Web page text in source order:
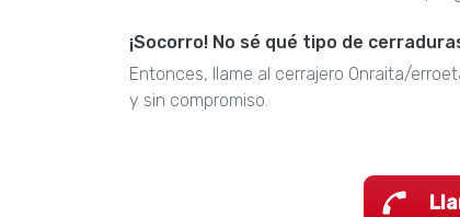
¡Socorro! No sé qué tipo de
Entonces, llame al cerrajero Onraita/
y sin compromiso.